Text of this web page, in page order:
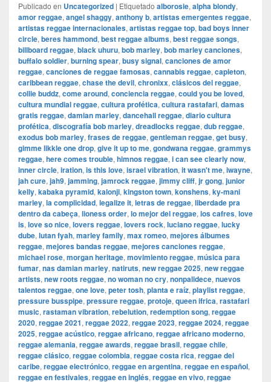
Publicado en Uncategorized | Etiquetado alborosie, alpha blondy,
amor reggae, angel shaggy, anthony b, artistas emergentes reggae,
artistas reggae internacionales, artistas reggae top, bad boys inner
circle, beres hammond, best reggae albums, best reggae songs,
billboard reggae, black uhuru, bob marley, bob marley canciones,
buffalo soldier, burning spear, busy signal, canciones de amor
reggae, canciones de reggae famosas, cannabis reggae, capleton,
caribbean reggae, chase the devil, chronixx, clásicos del reggae,
collie buddz, come around, conciencia reggae, could you be loved,
cultura mundial reggae, cultura profética, cultura rastafari, damas
gratis reggae, damian marley, dancehall reggae, diario cultura
profética, discografía bob marley, dreadlocks reggae, dub reggae,
exodus bob marley, frases de reggae, gentleman reggae, get busy,
gimme likkle one drop, give it up to me, gondwana reggae, grammys
reggae, here comes trouble, himnos reggae, i can see clearly now,
inner circle, iration, is this love, israel vibration, it wasn't me, iwayne,
jah cure, jah9, jamming, jamrock reggae, jimmy cliff, jr gong, junior
kelly, kabaka pyramid, kalonji, kingston town, konshens, ky-mani
marley, la complicidad, legalize it, letras de reggae, liberdade pra
dentro da cabeça, lioness order, lo mejor del reggae, los cafres, love
is, love so nice, lovers reggae, lovers rock, luciano reggae, lucky
dube, lutan fyah, marley family, max romeo, mejores álbumes
reggae, mejores bandas reggae, mejores canciones reggae,
michael rose, morgan heritage, movimiento reggae, música para
fumar, nas damian marley, natiruts, new reggae 2025, new reggae
artists, new roots reggae, no woman no cry, nonpalidece, nuevos
talentos reggae, one love, peter tosh, planta e raíz, playlist reggae,
pressure busspipe, pressure reggae, protoje, queen ifrica, rastafari
music, rastaman vibration, rebelution, redemption song, reggae
2020, reggae 2021, reggae 2022, reggae 2023, reggae 2024, reggae
2025, reggae acústico, reggae africano, reggae africano moderno,
reggae alemania, reggae awards, reggae brasil, reggae chile,
reggae clásico, reggae colombia, reggae costa rica, reggae del
caribe, reggae electrónico, reggae en argentina, reggae en español,
reggae en festivales, reggae en inglés, reggae en vivo, reggae